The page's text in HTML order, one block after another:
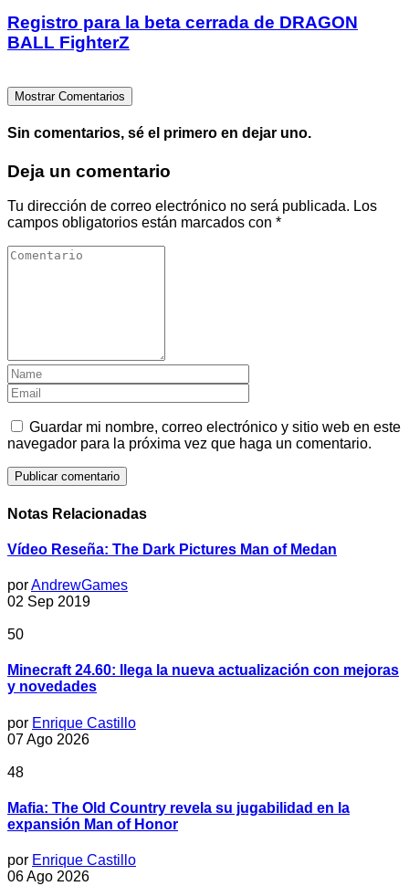
Registro para la beta cerrada de DRAGON
BALL FighterZ
Mostrar Comentarios
Sin comentarios, sé el primero en dejar uno.
Deja un comentario
Tu dirección de correo electrónico no será publicada. Los
campos obligatorios están marcados con *
Guardar mi nombre, correo electrónico y sitio web en este
navegador para la próxima vez que haga un comentario.
Notas Relacionadas
Vídeo Reseña: The Dark Pictures Man of Medan
porAndrewGames
02 Sep 2019
50
Minecraft 24.60: llega la nueva actualización con mejoras
y novedades
por Enrique Castillo
07 Ago 2026
48
Mafia: The Old Country revela su jugabilidad en la
expansión Man of Honor
por Enrique Castillo
06 Ago 2026